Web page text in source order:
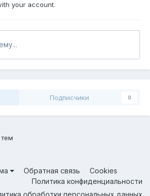
your account.
Подписчики 0
Обратная связь
Cookies
Политика конфиденциальности